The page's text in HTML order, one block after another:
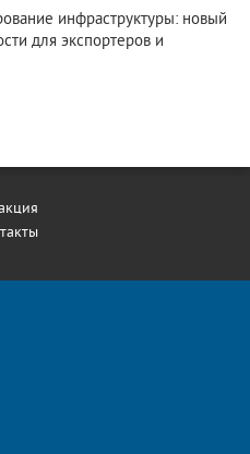
инфраструктуры: новый
для экспортеров и